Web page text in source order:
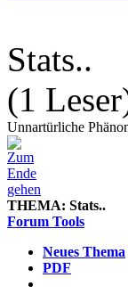
Stats..
(1
Unnartürliche
THEMA: Stats..
Forum Tools
Neues Thema
PDF